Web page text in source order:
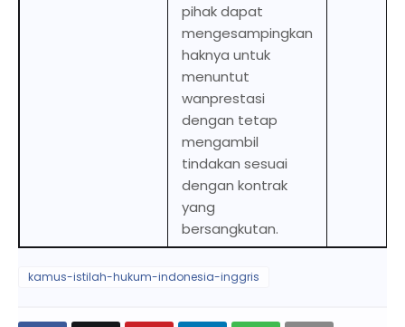
pihak dapat
mengesampingkan
haknya untuk
menuntut
wanprestasi
dengan tetap
mengambil
tindakan sesuai
dengan kontrak
yang
bersangkutan.
kamus-istilah-hukum-indonesia-inggris